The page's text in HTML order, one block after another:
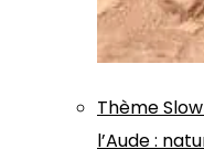
Thème
l’Aude :